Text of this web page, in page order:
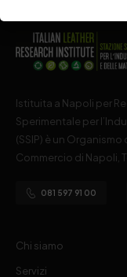
Istituita a Napoli per
Sperimentale per
(SSIP) è un
Commercio di Napoli,
081 597 91 00
Chi siamo
Servizi